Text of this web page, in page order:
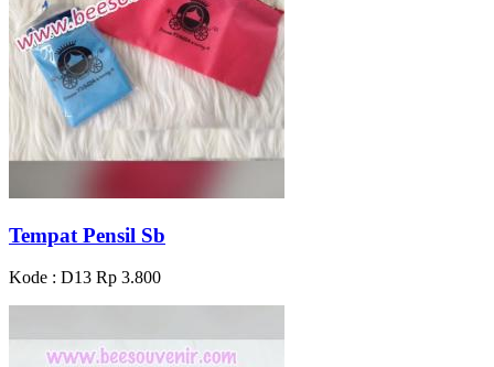
Tempat Pensil Sb
Kode : D13 Rp 3.800